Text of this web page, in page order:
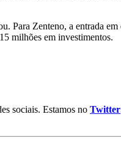
Para Zenteno, a entrada
milhões em investimentos.
sociais. Estamos no Twitter